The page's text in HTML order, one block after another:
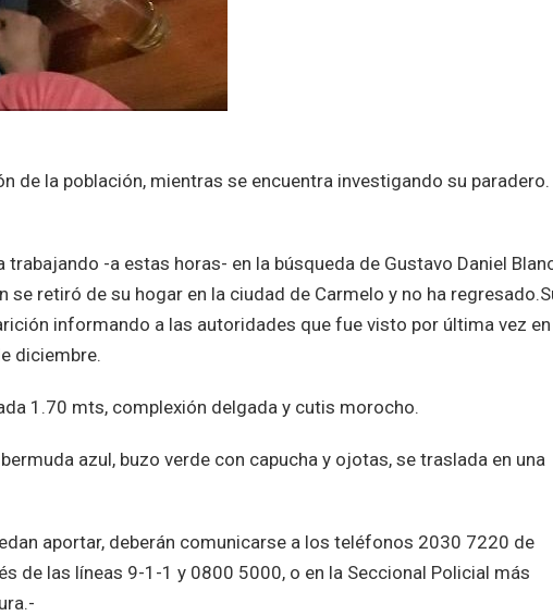
de la población, mientras se encuentra investigando su paradero.
trabajando -a estas horas- en la búsqueda de Gustavo Daniel
se retiró de su hogar en la ciudad de Carmelo y no ha
informando a las autoridades que fue visto por última vez en
diciembre.
1.70 mts, complexión delgada y cutis morocho.
azul, buzo verde con capucha y ojotas, se traslada en una
aportar, deberán comunicarse a los teléfonos 2030 7220 de
de las líneas 9-1-1 y 0800 5000, o en la Seccional Policial más